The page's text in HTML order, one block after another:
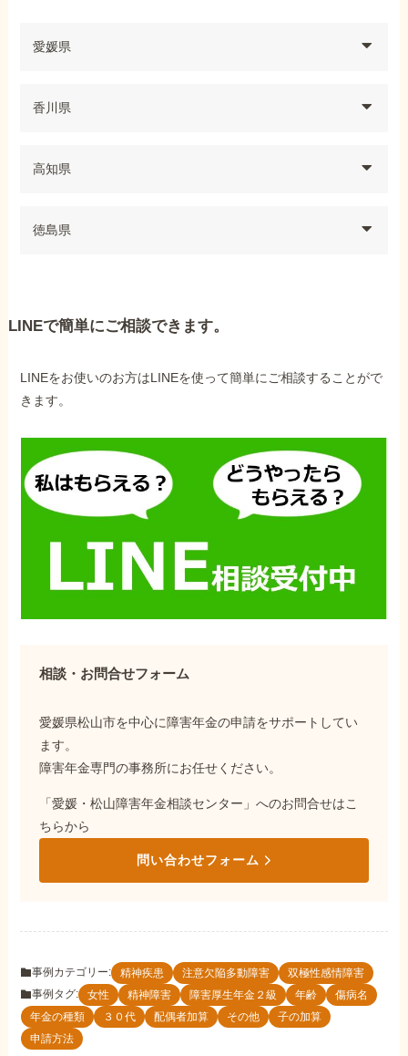
愛媛県
香川県
高知県
徳島県
LINEで簡単にご相談できます。
LINEをお使いのお方はLINEを使って簡単にご相談することがで
きます。
相談・お問合せフォーム
愛媛県松山市を中心に障害年金の申請をサポートしてい
ます。
障害年金専門の事務所にお任せください。
「愛媛・松山障害年金相談センター」へのお問合せはこ
ちらから
問い合わせフォーム
事例カテゴリー: 精神疾患 注意欠陥多動障害
双極性感情障害
事例タグ:
女性 精神障害 障害厚生年金２級 年齢
傷病名
年金の種類
３０代 配偶者加算 その他
子の加算
申請方法